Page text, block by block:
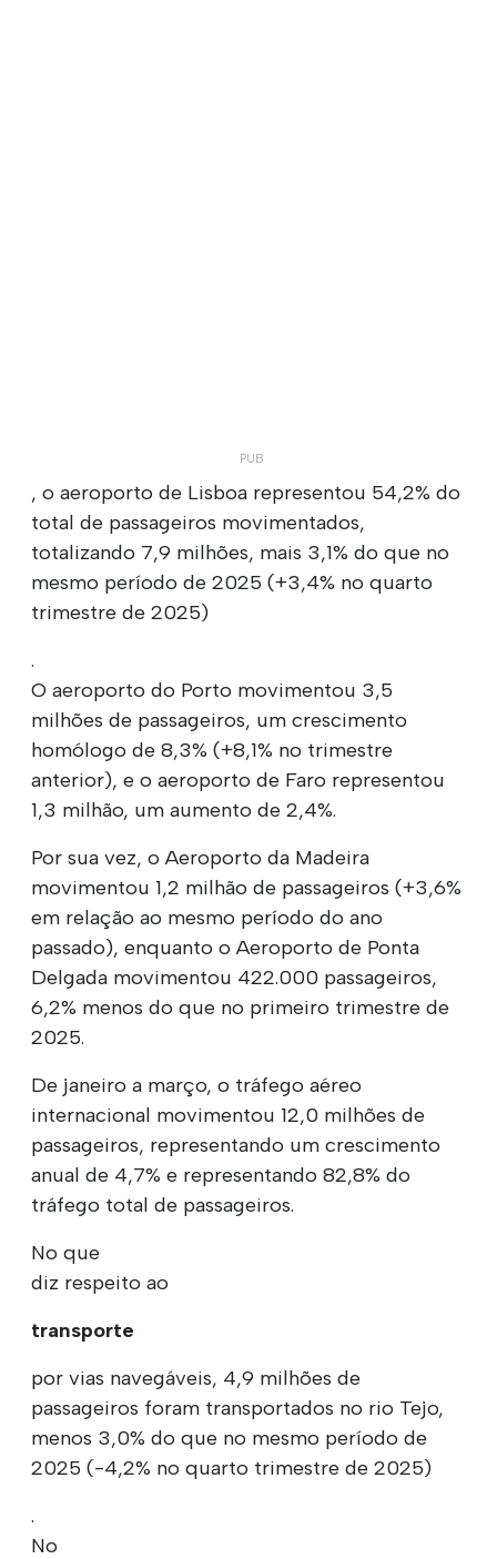
, o aeroporto de Lisboa representou 54,2% do
total de passageiros movimentados,
totalizando 7,9 milhões, mais 3,1% do que no
mesmo período de 2025 (+3,4% no quarto
trimestre de 2025)
.
O aeroporto do Porto movimentou 3,5
milhões de passageiros, um crescimento
homólogo de 8,3% (+8,1% no trimestre
anterior), e o aeroporto de Faro representou
1,3 milhão, um aumento de 2,4%.
Por sua vez, o Aeroporto da Madeira
movimentou 1,2 milhão de passageiros (+3,6%
em relação ao mesmo período do ano
passado), enquanto o Aeroporto de Ponta
Delgada movimentou 422.000 passageiros,
6,2% menos do que no primeiro trimestre de
2025.
De janeiro a março, o tráfego aéreo
internacional movimentou 12,0 milhões de
passageiros, representando um crescimento
anual de 4,7% e representando 82,8% do
tráfego total de passageiros.
No que
diz respeito ao
transporte
por vias navegáveis, 4,9 milhões de
passageiros foram transportados no rio Tejo,
menos 3,0% do que no mesmo período de
2025 (-4,2% no quarto trimestre de 2025)
.
No